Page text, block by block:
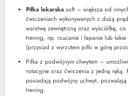
Piłka lekarska soft – większa od
ćwiczeniach wykonywanych z dużą
warstwę zewnętrzną oraz wyściółkę,
trening, np. rzucanie i łapanie lub
(przysiad z wyrzutem piłki w górę
Piłka z podwójnym chwytem –
rotacyjne oraz ćwiczenia z jedną ręką.
posiadają podwójny uchwyt,
trening.